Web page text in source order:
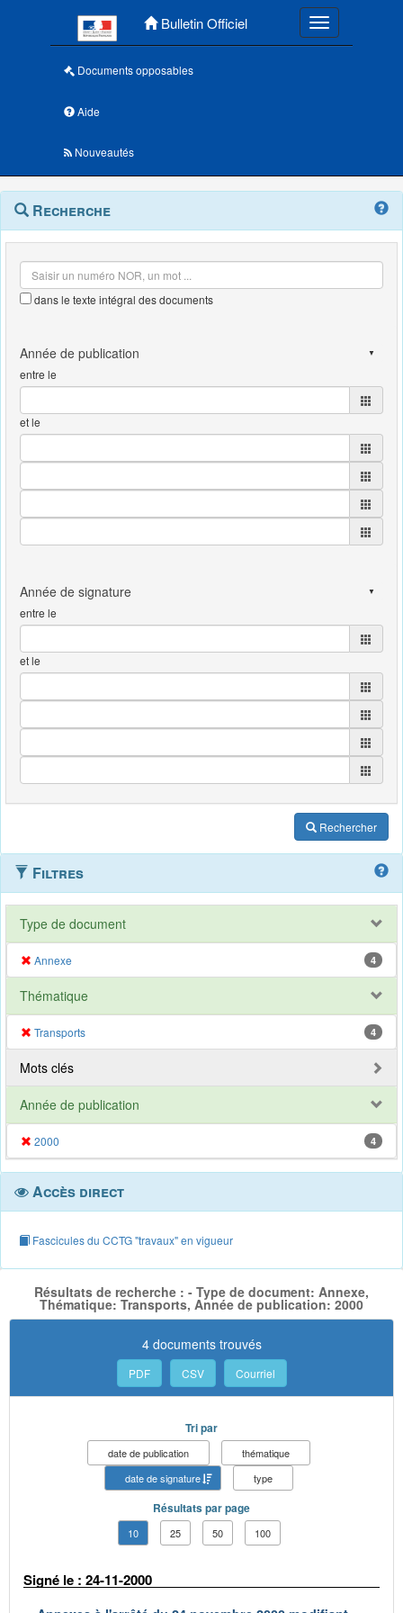
Bulletin Officiel Toggle
Documents opposables
Aide
Nouveautés
Navigation
outils
Menu
contextuel
Recherche
dans le texte intégral des documents
entre le
et le
entre le
et le
Rechercher
Filtres
Type de document
Annexe 4
Thématique
Transports 4
Mots clés
Année de publication
2000 4
Accès direct
Fascicules du CCTG "travaux" en vigueur
Résultats de recherche : - Type de document: Annexe,
Thématique: Transports, Année de publication: 2000
4 documents trouvés
PDF CSV Courriel
Tri par
date de publication
thématique
date de signature
type
Résultats par page
10 25 50 100
Signé le : 24-11-2000